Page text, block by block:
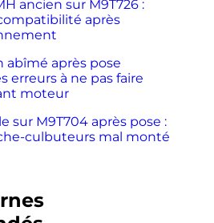
ancien sur M9T726 :
après
abîmé après pose
erreurs à ne pas faire
moteur
sur M9T704 après pose :
culbuteurs mal monté